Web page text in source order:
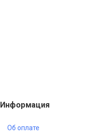
Информация
Об оплате